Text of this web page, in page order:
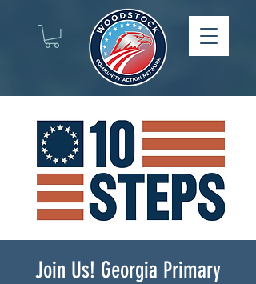
Join Us! Georgia Primary